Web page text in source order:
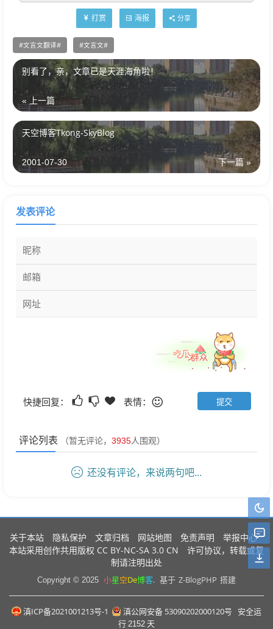
打赏 海报 分享
文言文翻译 文言文
别看了，亲，文章已是天涯海角啦！
« 上一篇
天空博客Tkong-SkyBlog
下一篇 »
2001-07-30
发表评论
快捷回复： 表情：
评论列表 （暂无评论， 3935人围观）
还没有评论，来说两句吧...
关于本站 隐私保护 文章归档 网站地图 免责声明 举报中心
本站采用创作共用版权 CC BY-NC-SA 3.0 CN
许可协议，转载或复
制请注明出处
Copyright © 2025 小星空De博客. 基于 Z-BlogPHP 搭建
滇ICP备2021001213号-1 滇公网安备 53090202000120号
安全运
行 2152 天